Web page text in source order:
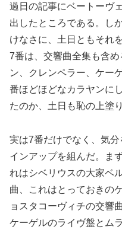
過日の記事にベートーヴ
出したところである。し
けなさに、土日ともそれ
7番は、交響曲全集も含
ン、クレンペラー、ケー
番ほどほどなカラヤンに
たのか、土日も恥の上塗
実は7番だけでなく、気
インアップを組んだ。ま
れはシベリウスの大家ベ
曲、これはとっておきの
ョスタコーヴィチの交響
ケーゲルのライヴ盤とム